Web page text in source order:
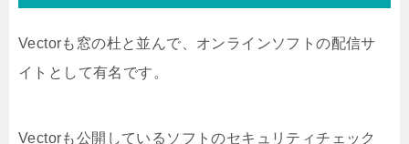
Vectorも窓の杜と並んで、オンラインソフトの配信サ
イトとして有名です。
Vectorも公開しているソフトのセキュリティチェック